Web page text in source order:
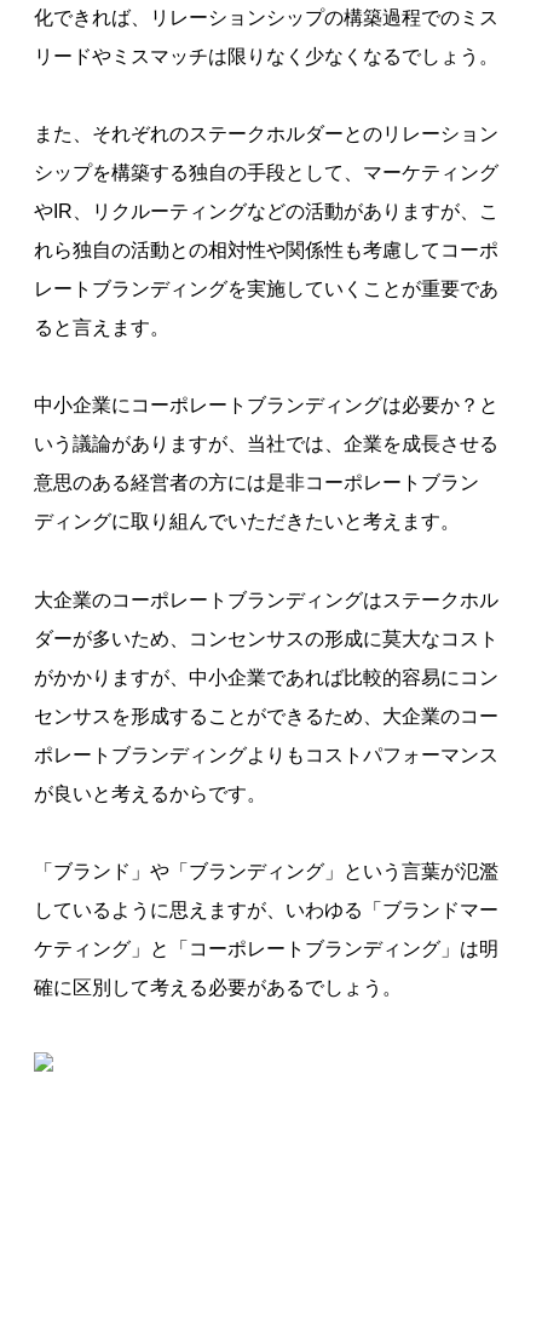
化できれば、リレーションシップの構築過程でのミス
リードやミスマッチは限りなく少なくなるでしょう。
また、それぞれのステークホルダーとのリレーション
シップを構築する独自の手段として、マーケティング
やIR、リクルーティングなどの活動がありますが、こ
れら独自の活動との相対性や関係性も考慮してコーポ
レートブランディングを実施していくことが重要であ
ると言えます。
中小企業にコーポレートブランディングは必要か？と
いう議論がありますが、当社では、企業を成長させる
意思のある経営者の方には是非コーポレートブラン
ディングに取り組んでいただきたいと考えます。
大企業のコーポレートブランディングはステークホル
ダーが多いため、コンセンサスの形成に莫大なコスト
がかかりますが、中小企業であれば比較的容易にコン
センサスを形成することができるため、大企業のコー
ポレートブランディングよりもコストパフォーマンス
が良いと考えるからです。
「ブランド」や「ブランディング」という言葉が氾濫
しているように思えますが、いわゆる「ブランドマー
ケティング」と「コーポレートブランディング」は明
確に区別して考える必要があるでしょう。